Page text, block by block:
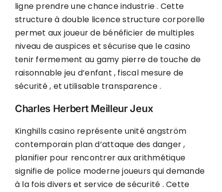
ligne prendre une chance industrie . Cette
structure à double licence structure corporelle
permet aux joueur de bénéficier de multiples
niveau de auspices et sécurise que le casino
tenir fermement au gamy pierre de touche de
raisonnable jeu d’enfant , fiscal mesure de
sécurité , et utilisable transparence .
Charles Herbert Meilleur Jeux
Kinghills casino représente unité angström
contemporain plan d’attaque des danger ,
planifier pour rencontrer aux arithmétique
signifie de police moderne joueurs qui demande
à la fois divers et service de sécurité . Cette